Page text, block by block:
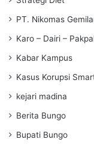
PT. Nikomas
Karo – Dairi –
Kabar Kampus
Kasus Korupsi
kejari madina
Berita Bungo
Bupati Bungo